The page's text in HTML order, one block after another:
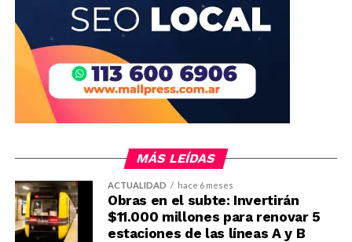
MÁS LEÍDAS
ACTUALIDAD hace 6 meses
Obras en el subte: Invertirán
$11.000 millones para renovar 5
estaciones de las líneas A y B